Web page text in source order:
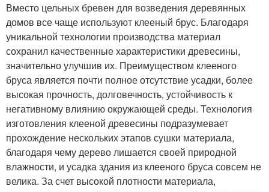
Вместо цельных бревен для возведения деревянных
домов все чаще используют клееный брус. Благодаря
уникальной технологии производства материал
сохранил качественные характеристики древесины,
значительно улучшив их. Преимуществом клееного
бруса является почти полное отсутствие усадки, более
высокая прочность, долговечность, устойчивость к
негативному влиянию окружающей среды. Технология
изготовления клееной древесины подразумевает
прохождение нескольких этапов сушки материала,
благодаря чему дерево лишается своей природной
влажности, и усадка здания из клееного бруса совсем не
велика. За счет высокой плотности материала,